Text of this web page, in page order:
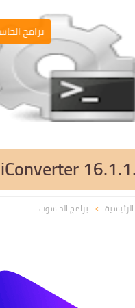
التصميم
الرئيسية > برامج الحاسوب